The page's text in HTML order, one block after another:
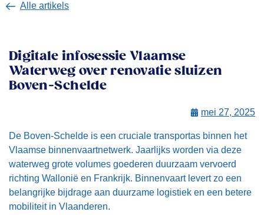
Alle artikels
Digitale infosessie Vlaamse
Waterweg over renovatie sluizen
Boven-Schelde
mei 27, 2025
De Boven-Schelde is een cruciale transportas binnen het
Vlaamse binnenvaartnetwerk. Jaarlijks worden via deze
waterweg grote volumes goederen duurzaam vervoerd
richting Wallonië en Frankrijk. Binnenvaart levert zo een
belangrijke bijdrage aan duurzame logistiek en een betere
mobiliteit in Vlaanderen.